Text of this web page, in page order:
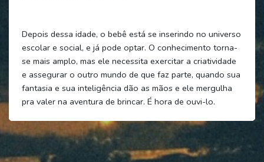
Depois dessa idade, o bebê está se inserindo no universo
escolar e social, e já pode optar. O conhecimento torna-
se mais amplo, mas ele necessita exercitar a criatividade
e assegurar o outro mundo de que faz parte, quando sua
fantasia e sua inteligência dão as mãos e ele mergulha
pra valer na aventura de brincar. É hora de ouvi-lo.